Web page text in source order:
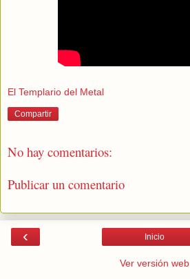
El Templario del Metal
Compartir
No hay comentarios:
Publicar un comentario
‹ Inicio
Ver versión web